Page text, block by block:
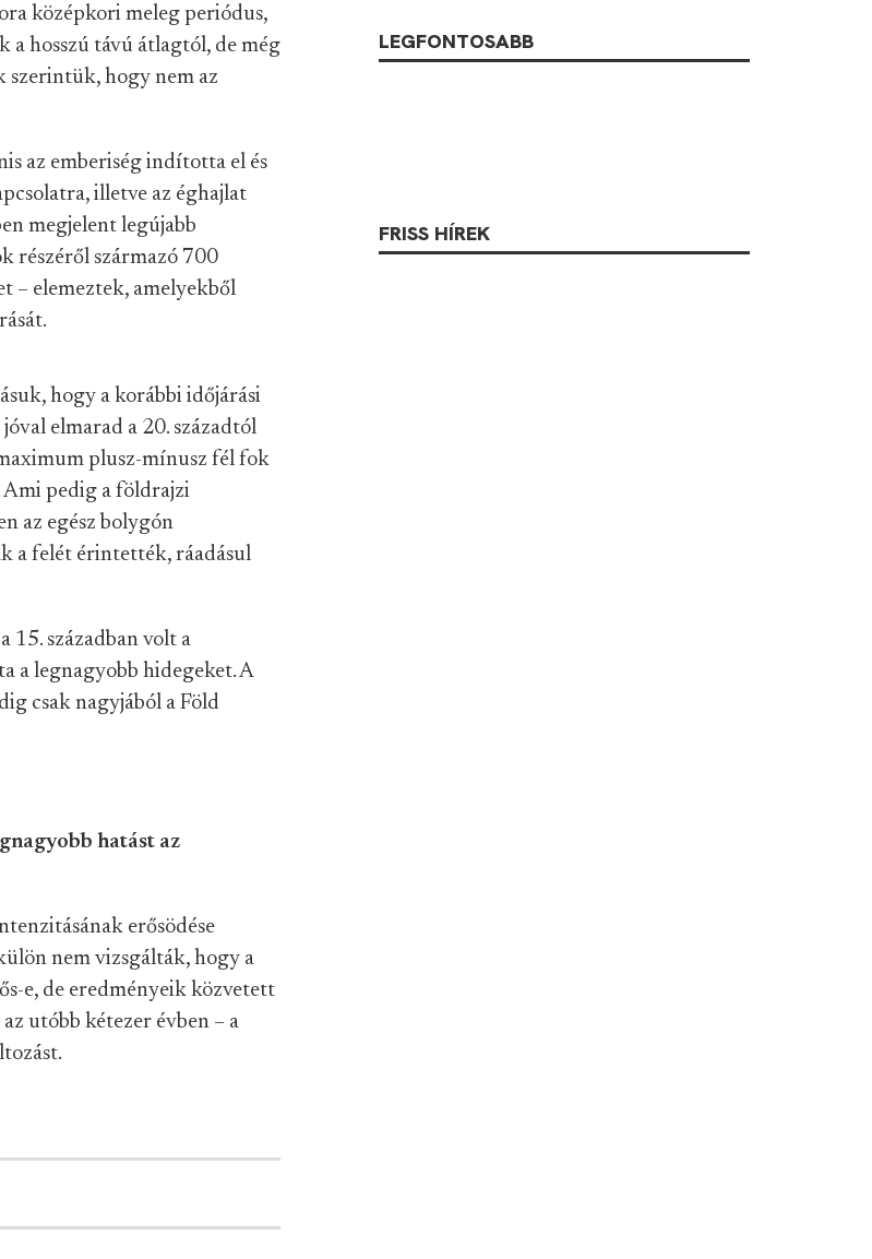
középkori meleg periódus,
a hosszú távú átlagtól, de még
szerintük, hogy nem az
az emberiség indította el és
illetve az éghajlat
megjelent legújabb
részéről származó 700
– elemeztek, amelyekből
hogy a korábbi időjárási
elmarad a 20. századtól
plusz-mínusz fél fok
Ami pedig a földrajzi
az egész bolygón
a felét érintették, ráadásul
15. században volt a
a legnagyobb hidegeket. A
csak nagyjából a Föld
hatást az
erősödése
nem vizsgálták, hogy a
e, de eredményeik közvetett
utóbb kétezer évben – a
LEGFONTOSABB
FRISS HÍREK